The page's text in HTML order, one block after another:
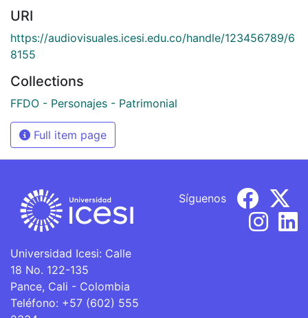
URI
https://audiovisuales.icesi.edu.co/handle/123456789/6
8155
Collections
FFDO - Personajes - Patrimonial
Full item page
Universidad Icesi: Calle
18 No. 122-135
Pance, Cali - Colombia
Teléfono: +57 (602) 555
Síguenos